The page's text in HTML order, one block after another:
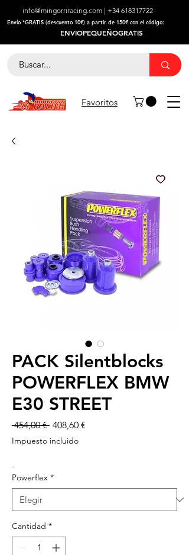
info@mingorriracing.com | +34 618317722
​Envío *GRATIS (descuento 10€) a partir de 150€ con el código:
ENVIOPEQUEÑOGRATIS
Favoritos
PACK Silentblocks
POWERFLEX BMW
E30 STREET
454,00 € Precio
408,60 €
Impuesto incluido
-
Powerflex *
Cantidad *